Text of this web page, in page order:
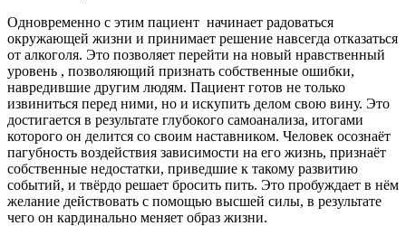
Одновременно с этим пациент начинает радоваться
окружающей жизни и принимает решение навсегда отказаться
от алкоголя. Это позволяет перейти на новый нравственный
уровень , позволяющий признать собственные ошибки,
навредившие другим людям. Пациент готов не только
извиниться перед ними, но и искупить делом свою вину. Это
достигается в результате глубокого самоанализа, итогами
которого он делится со своим наставником. Человек осознаёт
пагубность воздействия зависимости на его жизнь, признаёт
собственные недостатки, приведшие к такому развитию
событий, и твёрдо решает бросить пить. Это пробуждает в нём
желание действовать с помощью высшей силы, в результате
чего он кардинально меняет образ жизни.